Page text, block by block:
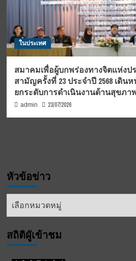
ในประเทศ
สมาคมเพื่อผู้บกพร่องทางจิตแห่งป
สามัญครั้งที่ 23 ประจำปี 2568 เดิ
ยกระดับการดำเนินงานด้านสุขภา
admin 23/07/2026
หัวข้อข่าว
หัวข้อ
สถิติผูัเข้าชม